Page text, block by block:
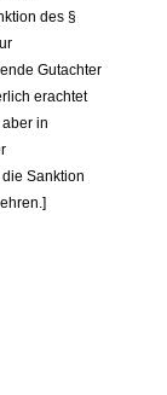
des §
Gutachter
erachtet
in
Sanktion